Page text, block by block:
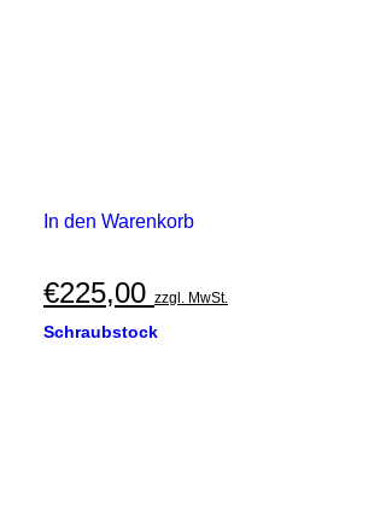
In den Warenkorb
€225,00 zzgl. MwSt.
Schraubstock